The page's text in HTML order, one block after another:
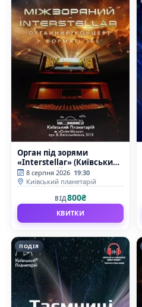
Орган під зорями
«Interstellar» (Київський
планетарій)
8 серпня 2026 19:30
Київський планетарій
ВІД800₴
КВИТКИ
ПОДІЯ